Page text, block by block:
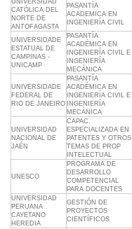
UNIVERSIDAD
CATÓLICA DEL
NORTE DE
ANTOFAGASTA
PASANTÍA
ACADEMICA EN
INGENIERÍA CIVIL
UNIVERSIDADE
ESTATUAL DE
CAMPINAS -
UNICAMP
PASANTÍA
ACADÉMICA EN
INGENIERÍA CIVIL E
INGENIERÍA
MECÁNICA
UNIVERSIDADE
FEDERAL DE
RIO DE JANEIRO
PASANTÍA
ACADÉMICA EN
INGENIERÍA CIVIL E
INGENIERÍA
MECÁNICA
UNIVERSIDAD
NACIONAL DE
JAÉN
CAPAC.
ESPECIALIZADA EN
PATENTES Y OTROS
TEMAS DE PROP
INTELECTUAL
UNESCO
PROGRAMA DE
DESARROLLO
COMPETENCIAL
PARA DOCENTES
UNIVERSIDAD
PERUANA
CAYETANO
HEREDIA
GESTIÓN DE
PROYECTOS
CIENTÍFICOS